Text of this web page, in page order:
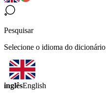
Pesquisar
Selecione o idioma do dicionário
inglêsEnglish